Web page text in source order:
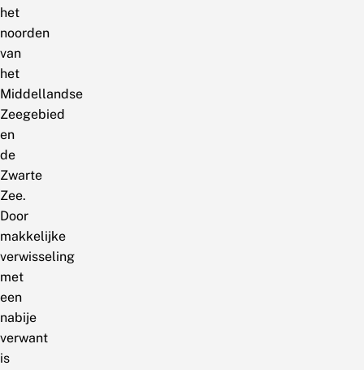
het
noorden
van
het
Middellandse
Zeegebied
en
de
Zwarte
Zee.
Door
makkelijke
verwisseling
met
een
nabije
verwant
is